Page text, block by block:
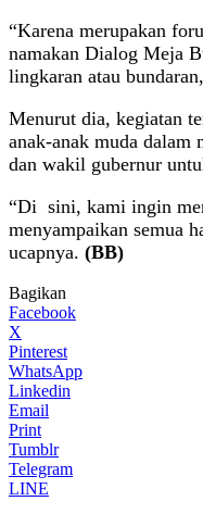
“Karena merupakan
namakan Dialog Meja
lingkaran atau
Menurut dia, kegiatan
anak-anak muda dalam
dan wakil gubernur
“Di sini, kami ingin
menyampaikan semua
ucapnya. (BB)
Bagikan
Facebook
X
Pinterest
WhatsApp
Linkedin
Email
Print
Tumblr
Telegram
LINE